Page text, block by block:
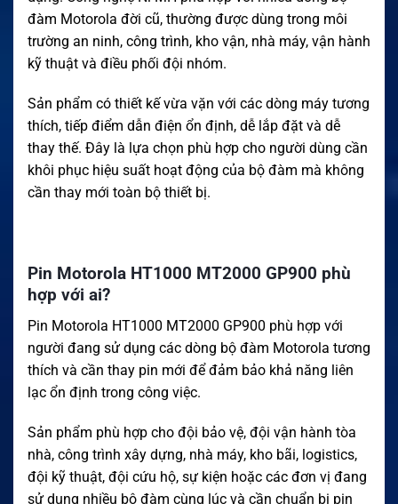
đàm Motorola đời cũ, thường được dùng trong môi
trường an ninh, công trình, kho vận, nhà máy, vận hành
kỹ thuật và điều phối đội nhóm.
Sản phẩm có thiết kế vừa vặn với các dòng máy tương
thích, tiếp điểm dẫn điện ổn định, dễ lắp đặt và dễ
thay thế. Đây là lựa chọn phù hợp cho người dùng cần
khôi phục hiệu suất hoạt động của bộ đàm mà không
cần thay mới toàn bộ thiết bị.
Pin Motorola HT1000 MT2000 GP900 phù
hợp với ai?
Pin Motorola HT1000 MT2000 GP900 phù hợp với
người đang sử dụng các dòng bộ đàm Motorola tương
thích và cần thay pin mới để đảm bảo khả năng liên
lạc ổn định trong công việc.
Sản phẩm phù hợp cho đội bảo vệ, đội vận hành tòa
nhà, công trình xây dựng, nhà máy, kho bãi, logistics,
đội kỹ thuật, đội cứu hộ, sự kiện hoặc các đơn vị đang
sử dụng nhiều bộ đàm cùng lúc và cần chuẩn bị pin